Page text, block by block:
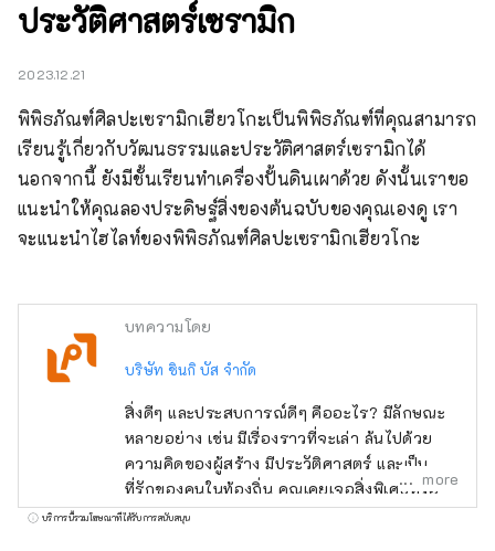
ประวัติศาสตร์เซรามิก
2023.12.21
พิพิธภัณฑ์ศิลปะเซรามิกเฮียวโกะเป็นพิพิธภัณฑ์ที่คุณสามารถ
เรียนรู้เกี่ยวกับวัฒนธรรมและประวัติศาสตร์เซรามิกได้
นอกจากนี้ ยังมีชั้นเรียนทำเครื่องปั้นดินเผาด้วย ดังนั้นเราขอ
แนะนำให้คุณลองประดิษฐ์สิ่งของต้นฉบับของคุณเองดู เรา
จะแนะนำไฮไลท์ของพิพิธภัณฑ์ศิลปะเซรามิกเฮียวโกะ
บทความโดย
บริษัท ชินกิ บัส จำกัด
สิ่งดีๆ และประสบการณ์ดีๆ คืออะไร? มีลักษณะ
หลายอย่าง เช่น มีเรื่องราวที่จะเล่า ล้นไปด้วย
ความคิดของผู้สร้าง มีประวัติศาสตร์ และเป็น
ที่รักของคนในท้องถิ่น คุณเคยเจอสิ่งพิเศษหรือ
ประสบการณ์ที่ทำให้คุณอยากบอกใครสักคน
more
บริการนี้รวมโฆษณาที่ได้รับการสนับสนุน